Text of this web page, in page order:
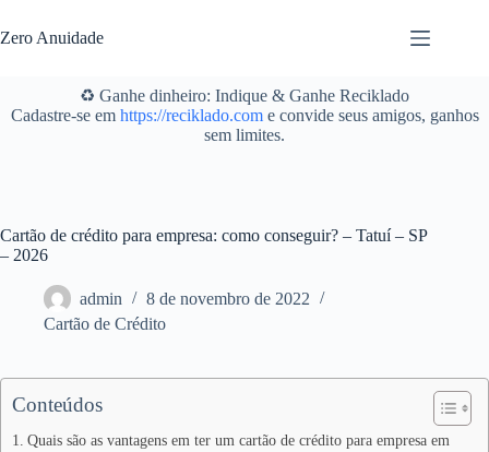
para
o
Zero Anuidade
♻️ Ganhe dinheiro: Indique & Ganhe Reciklado
Cadastre-se em https://reciklado.come convide seus amigos, ganhos
sem limites.
Cartão de crédito para empresa: como conseguir? – Tatuí – SP
– 2026
admin
8 de novembro de 2022
Cartão de Crédito
Conteúdos
Quais são as vantagens em ter um cartão de crédito para empresa em